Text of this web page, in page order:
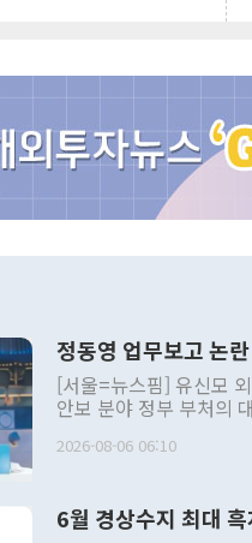
정동영 업무보고 논란
[서울=뉴스핌] 유신모
안보 분야 정부 부처의
발언 중에는 정부 내 조
주의적 희망에 근거한
2026-08-06 06:10
6월 경상수지 최대